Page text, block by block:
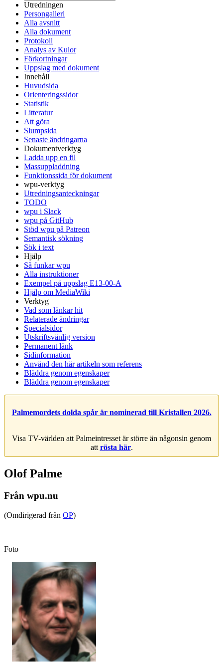
Utredningen
Persongalleri
Alla avsnitt
Alla dokument
Protokoll
Analys av Kulor
Förkortningar
Uppslag med dokument
Innehåll
Huvudsida
Orienteringssidor
Statistik
Litteratur
Att göra
Slumpsida
Senaste ändringarna
Dokumentverktyg
Ladda upp en fil
Massuppladdning
Funktionssida för dokument
wpu-verktyg
Utredningsanteckningar
TODO
wpu i Slack
wpu på GitHub
Stöd wpu på Patreon
Semantisk sökning
Sök i text
Hjälp
Så funkar wpu
Alla instruktioner
Exempel på uppslag E13-00-A
Hjälp om MediaWiki
Verktyg
Vad som länkar hit
Relaterade ändringar
Specialsidor
Utskriftsvänlig version
Permanent länk
Sidinformation
Använd den här artikeln som referens
Bläddra genom egenskaper
Bläddra genom egenskaper
Palmemordets dolda spår är nominerad till Kristallen 2026.
Visa TV-världen att Palmeintresset är större än någonsin genom
att rösta här.
Olof Palme
Från wpu.nu
(Omdirigerad från OP)
Foto